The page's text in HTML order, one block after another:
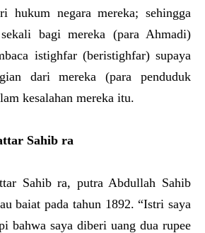
hukum negara mereka; sehingga
bagi mereka (para Ahmadi)
istighfar (beristighfar) supaya
dari mereka (para penduduk
kesalahan mereka itu.
Sahib ra
Sahib ra, putra Abdullah Sahib
baiat pada tahun 1892. “Istri saya
bahwa saya diberi uang dua rupee